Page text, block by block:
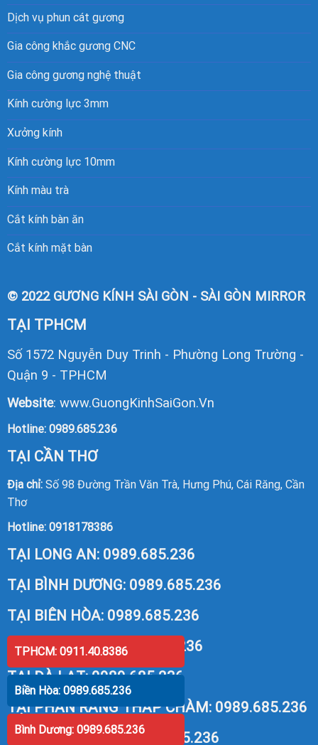
Dịch vụ phun cát gương
Gia công khắc gương CNC
Gia công gương nghệ thuật
Kính cường lực 3mm
Xưởng kính
Kính cường lực 10mm
Kính màu trà
Cắt kính bàn ăn
Cắt kính mặt bàn
© 2022 GƯƠNG KÍNH SÀI GÒN - SÀI GÒN MIRROR
TẠI TPHCM
Số 1572 Nguyễn Duy Trinh - Phường Long Trường -
Quận 9 - TPHCM
Website: www.GuongKinhSaiGon.Vn
Hotline: 0989.685.236
TẠI CẦN THƠ
Địa chỉ:Số 98 Đường Trần Văn Trà, Hưng Phú, Cái Răng, Cần
Thơ
Hotline: 0918178386
TẠI LONG AN: 0989.685.236
TẠI BÌNH DƯƠNG: 0989.685.236
TẠI BIÊN HÒA: 0989.685.236
TẠI VŨNG TÀU:0989.685.236
TẠI ĐÀ LẠT:0989.685.236
TẠI PHAN RANG THÁP CHÀM: 0989.685.236
TẠI PHAN THIẾT:0989.685.236
TPHCM: 0911.40.8386
Biền Hòa: 0989.685.236
Bình Dương: 0989.685.236